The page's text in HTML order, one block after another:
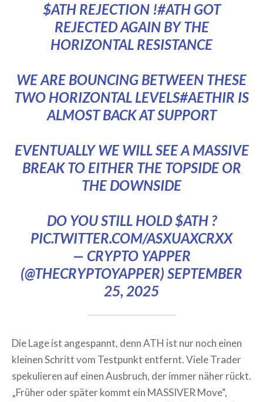
$ATHREJECTION !#ATHGOT
REJECTED AGAIN BY THE
HORIZONTAL RESISTANCE
WE ARE BOUNCING BETWEEN THESE
TWO HORIZONTAL LEVELS#AETHIR IS
ALMOST BACK AT SUPPORT
EVENTUALLY WE WILL SEE A MASSIVE
BREAK TO EITHER THE TOPSIDE OR
THE DOWNSIDE
DO YOU STILL HOLD$ATH?
PIC.TWITTER.COM/ASXUAXCRXX
— CRYPTO YAPPER
(@THECRYPTOYAPPER) SEPTEMBER
25, 2025
Die Lage ist angespannt, denn ATH ist nur noch einen
kleinen Schritt vom Testpunkt entfernt. Viele Trader
spekulieren auf einen Ausbruch, der immer näher rückt.
„Früher oder später kommt ein MASSIVER Move“,